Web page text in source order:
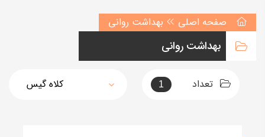
صفحه اصلی بهداشت روانی
بهداشت روانی
تعداد 1